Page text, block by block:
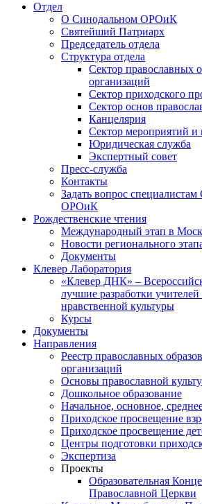
Отдел
О Синодальном ОРОиК
Святейший Патриарх
Председатель отдела
Структура отдела
Сектор православных
организаций
Сектор приходского
Сектор основ
Канцелярия
Сектор мероприятий и
Юридическая служба
Экспертный совет
Пресс-служба
Контакты
Задать вопрос
ОРОиК
Рождественские чтения
Международный этап в
Новости регионального
Документы
Клевер Лаборатория
«Клевер ДНК» –
лучшие разработки
нравственной культуры
Курсы
Документы
Направления
Реестр православных
организаций
Основы православной
Дошкольное образование
Начальное, основное,
Приходское просвещение
Приходское просвещение
Центры подготовки
Экспертиза
Проекты
Образовательная
Православной Церкви